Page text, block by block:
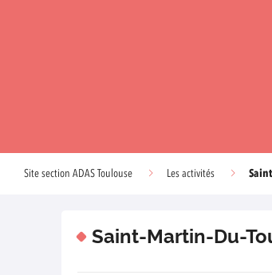
Site section ADAS Toulouse Les activités
Saint-Martin-Du-